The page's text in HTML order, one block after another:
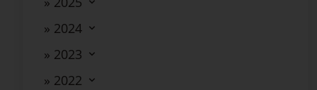
» 2024
» 2023
» 2022